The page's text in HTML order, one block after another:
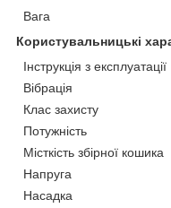
Вага
Користувальницькі
Інструкція з експлуатації
Вібрація
Клас захисту
Потужність
Місткість збірної кошика
Напруга
Насадка